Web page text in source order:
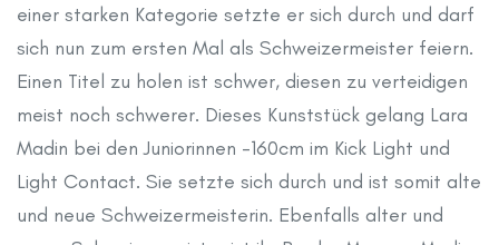
einer starken Kategorie setzte er sich durch und darf
sich nun zum ersten Mal als Schweizermeister feiern.
Einen Titel zu holen ist schwer, diesen zu verteidigen
meist noch schwerer. Dieses Kunststück gelang Lara
Madin bei den Juniorinnen -160cm im Kick Light und
Light Contact. Sie setzte sich durch und ist somit alte
und neue Schweizermeisterin. Ebenfalls alter und